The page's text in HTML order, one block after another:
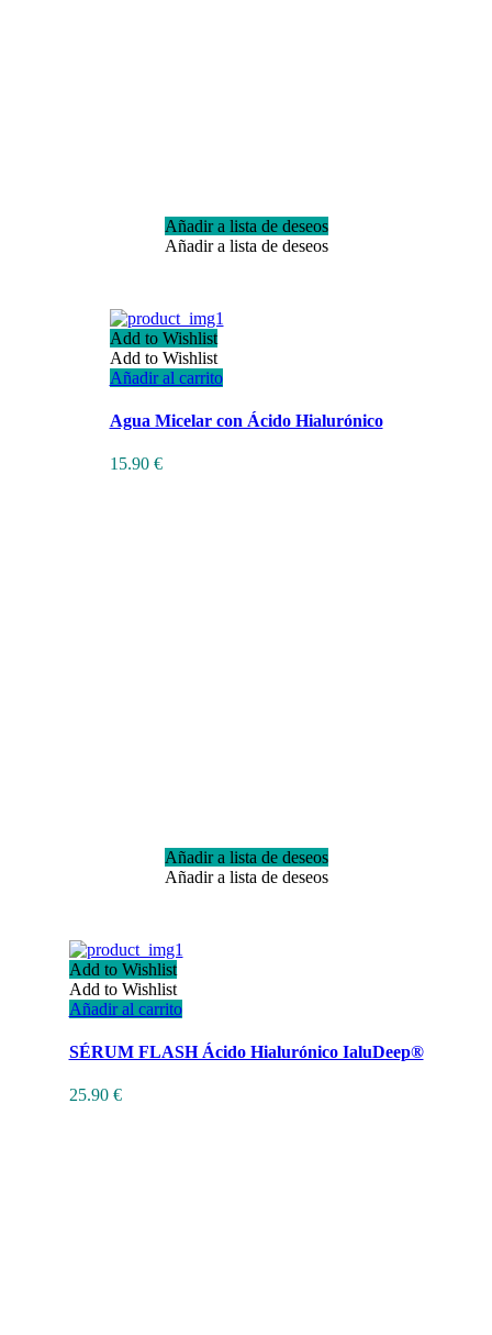
Añadir a lista de deseos
Añadir a lista de deseos
Add to Wishlist
Add to Wishlist
Añadir al carrito
Agua Micelar con Ácido Hialurónico
15.90 €
Añadir a lista de deseos
Añadir a lista de deseos
Add to Wishlist
Add to Wishlist
Añadir al carrito
SÉRUM FLASH Ácido Hialurónico IaluDeep®
25.90 €